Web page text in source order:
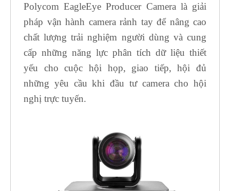
Polycom EagleEye Producer Camera là giải
pháp vận hành camera rảnh tay để nâng cao
chất lượng trải nghiệm người dùng và cung
cấp những năng lực phân tích dữ liệu thiết
yếu cho cuộc hội họp, giao tiếp, hội đủ
những yêu cầu khi đầu tư camera cho hội
nghị trực tuyến.